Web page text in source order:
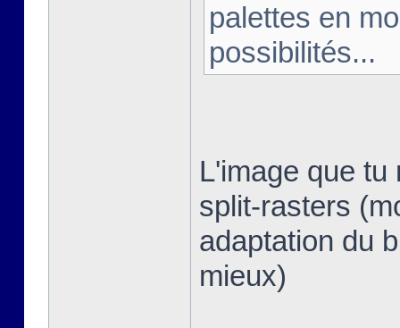
palettes en
possibilités...
L'image que
split-rasters
adaptation du
mieux)